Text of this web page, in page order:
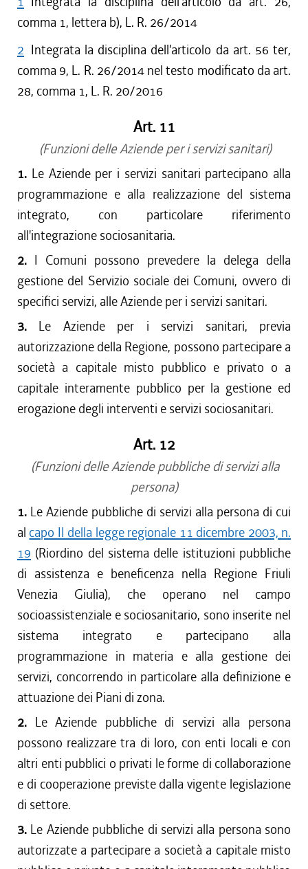
comma 1, lettera b), L. R. 26/2014
2 Integrata la disciplina dell'articolo da art. 56 ter,
comma 9, L. R. 26/2014 nel testo modificato da art.
28, comma 1, L. R. 20/2016
Art. 11
(Funzioni delle Aziende per i servizi sanitari)
1. Le Aziende per i servizi sanitari partecipano alla
programmazione e alla realizzazione del sistema
integrato, con particolare riferimento
all'integrazione sociosanitaria.
2. I Comuni possono prevedere la delega della
gestione del Servizio sociale dei Comuni, ovvero di
specifici servizi, alle Aziende per i servizi sanitari.
3. Le Aziende per i servizi sanitari, previa
autorizzazione della Regione, possono partecipare a
società a capitale misto pubblico e privato o a
capitale interamente pubblico per la gestione ed
erogazione degli interventi e servizi sociosanitari.
Art. 12
(Funzioni delle Aziende pubbliche di servizi alla
persona)
1. Le Aziende pubbliche di servizi alla persona di cui
al capo II della legge regionale 11 dicembre 2003, n.
19 (Riordino del sistema delle istituzioni pubbliche
di assistenza e beneficenza nella Regione Friuli
Venezia Giulia), che operano nel campo
socioassistenziale e sociosanitario, sono inserite nel
sistema integrato e partecipano alla
programmazione in materia e alla gestione dei
servizi, concorrendo in particolare alla definizione e
attuazione dei Piani di zona.
2. Le Aziende pubbliche di servizi alla persona
possono realizzare tra di loro, con enti locali e con
altri enti pubblici o privati le forme di collaborazione
e di cooperazione previste dalla vigente legislazione
di settore.
3. Le Aziende pubbliche di servizi alla persona sono
autorizzate a partecipare a società a capitale misto